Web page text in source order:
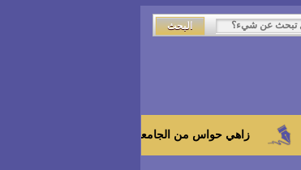
زاهي حواس من الجامعة اليابانية : "توت عنخ آمون" هو بطل